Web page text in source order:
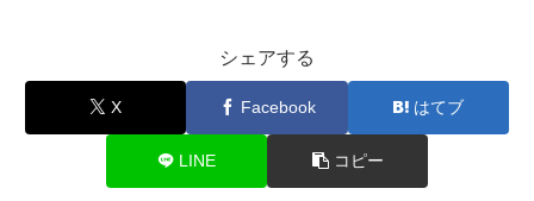
シェアする
X Facebook はてブ
LINE コピー